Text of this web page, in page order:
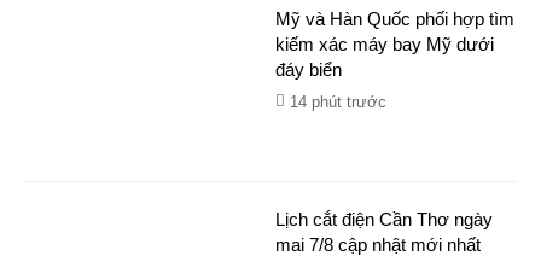
Mỹ và Hàn Quốc phối hợp tìm
kiếm xác máy bay Mỹ dưới
đáy biển
14 phút trước
Lịch cắt điện Cần Thơ ngày
mai 7/8 cập nhật mới nhất